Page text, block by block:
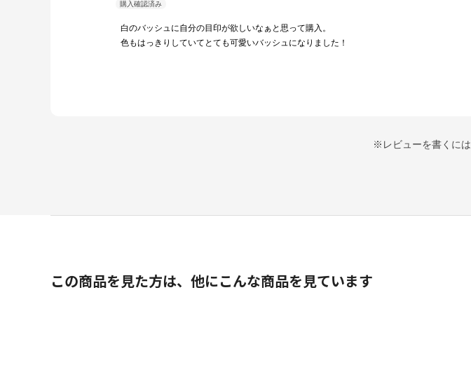
白のバッシュに自分の目印が欲しいなぁと思って購入。
色もはっきりしていてとても可愛いバッシュになりました！
※レビューを書くには
この商品を見た方は、他にこんな商品を見ています